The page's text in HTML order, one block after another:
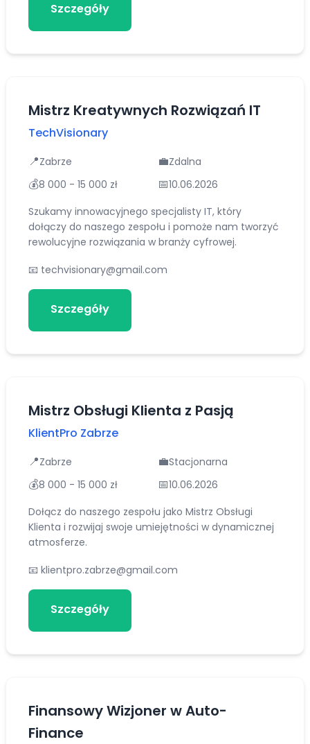
Szczegóły
Mistrz Kreatywnych Rozwiązań IT
TechVisionary
📍Zabrze 💼Zdalna
💰8 000 - 15 000 zł 📅10.06.2026
Szukamy innowacyjnego specjalisty IT, który
dołączy do naszego zespołu i pomoże nam tworzyć
rewolucyjne rozwiązania w branży cyfrowej.
📧 techvisionary@gmail.com
Szczegóły
Mistrz Obsługi Klienta z Pasją
KlientPro Zabrze
📍Zabrze 💼Stacjonarna
💰8 000 - 15 000 zł 📅10.06.2026
Dołącz do naszego zespołu jako Mistrz Obsługi
Klienta i rozwijaj swoje umiejętności w dynamicznej
atmosferze.
📧 klientpro.zabrze@gmail.com
Szczegóły
Finansowy Wizjoner w Auto-
Finance